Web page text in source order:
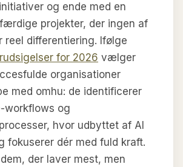
og ende med en
projekter, der ingen af
reel differentiering. Ifølge
for 2026 vælger
organisationer
med omhu: de identificerer
workflows og
hvor udbyttet af AI
fokuserer dér med fuld kraft.
der laver mest, men